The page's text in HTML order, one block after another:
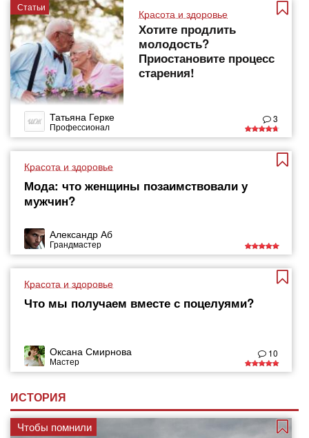
Статьи
Красота и здоровье
Хотите продлить
молодость?
Приостановите процесс
старения!
Татьяна Герке
Профессионал
3
Красота и здоровье
Мода: что женщины позаимствовали у
мужчин?
Александр Аб
Грандмастер
Красота и здоровье
Что мы получаем вместе с поцелуями?
Оксана Смирнова
Мастер
10
ИСТОРИЯ
Чтобы помнили